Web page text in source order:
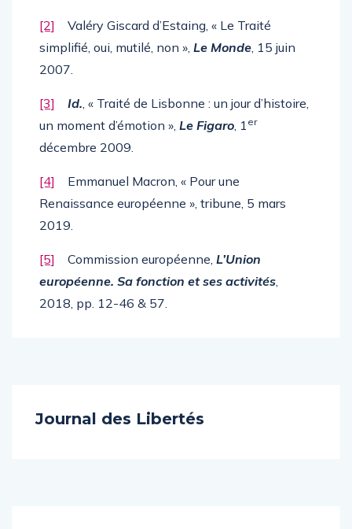
[2] Valéry Giscard d’Estaing, « Le Traité
simplifié, oui, mutilé, non », Le Monde, 15 juin
2007.
[3] Id., « Traité de Lisbonne : un jour d’histoire,
un moment d’émotion », Le Figaro, 1 er
décembre 2009.
[4] Emmanuel Macron, « Pour une
Renaissance européenne », tribune, 5 mars
2019.
[5] Commission européenne, L’Union
européenne. Sa fonction et ses activités,
2018, pp. 12-46 & 57.
Journal des Libertés